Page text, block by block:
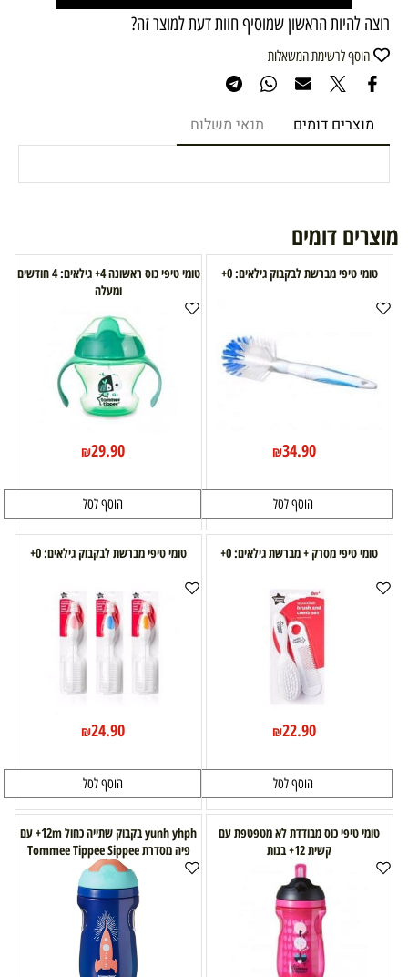
רוצה להיות הראשון שמוסיף חוות דעת למוצר זה?
הוסף לרשימת המשאלות
מוצרים דומים תנאי משלוח
מוצרים דומים
טומי טיפי מברשת לבקבוק גילאים: 0+
₪34.90
הוסף לסל
טומי טיפי כוס ראשונה 4+ גילאים: 4 חודשים
ומעלה
₪29.90
הוסף לסל
טומי טיפי מסרק + מברשת גילאים: 0+
₪22.90
הוסף לסל
טומי טיפי מברשת לבקבוק גילאים: 0+
₪24.90
הוסף לסל
טומי טיפי כוס מבודדת לא מטפטפת עם
קשית 12+ בנות
yunh yhph בקבוק שתייה כחול 12m+ עם
פיה מסדרת Tommee Tippee Sippee